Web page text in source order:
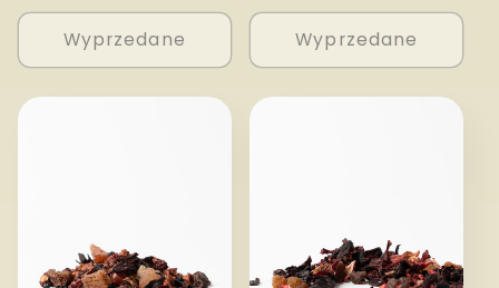
regularna
Wyprzedane
regularna
Wyprzedane